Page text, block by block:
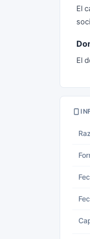
El
El